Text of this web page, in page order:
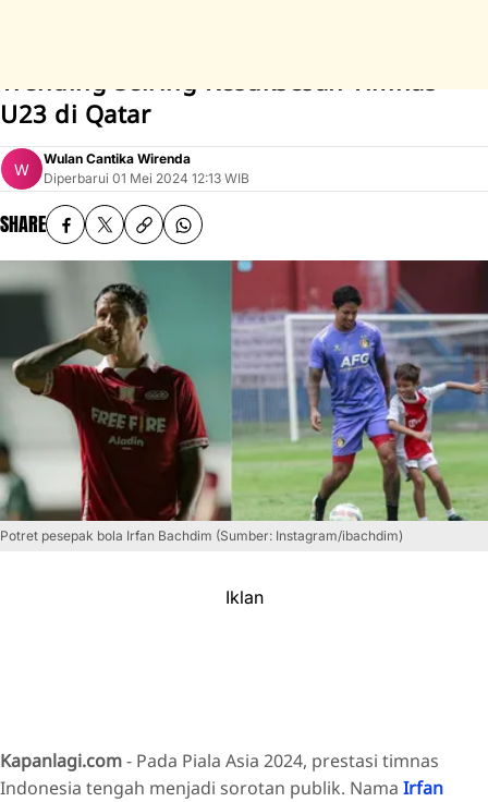
Trending Seiring Kesuksesan Timnas
U23 di Qatar
Wulan Cantika Wirenda
Diperbarui 01 Mei 2024 12:13 WIB
SHARE
Potret pesepak bola Irfan Bachdim (Sumber: Instagram/ibachdim)
Iklan
Kapanlagi.com- Pada Piala Asia 2024, prestasi timnas
Indonesia tengah menjadi sorotan publik. Nama Irfan